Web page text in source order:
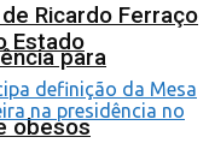
para
obesos
Ricardo Ferraço
Estado